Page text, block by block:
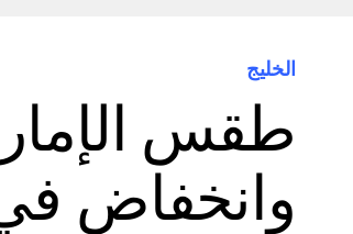
الخليج
طقس
وانخفاض في